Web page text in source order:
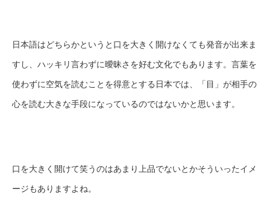
日本語はどちらかというと口を大きく開けなくても発音が出来ま
すし、ハッキリ言わずに曖昧さを好む文化でもあります。言葉を
使わずに空気を読むことを得意とする日本では、「目」が相手の
心を読む大きな手段になっているのではないかと思います。
口を大きく開けて笑うのはあまり上品でないとかそういったイメ
ージもありますよね。